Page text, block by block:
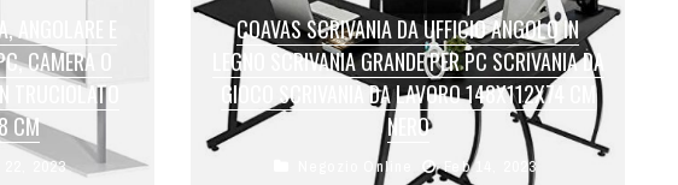
ANGOLARE E
CAMERA O
TRUCIOLATO
CM
angolare
22, 2023
COAVAS SCRIVANIA DA UFFICIO ANGOLO IN
LEGNO SCRIVANIA GRANDE PER PC SCRIVANIA DA
GIOCO SCRIVANIA DA LAVORO 148X112X74 CM
NERO
1，Computer office desk – Ti fornisce tanto
Negozio Online Feb 14, 2023